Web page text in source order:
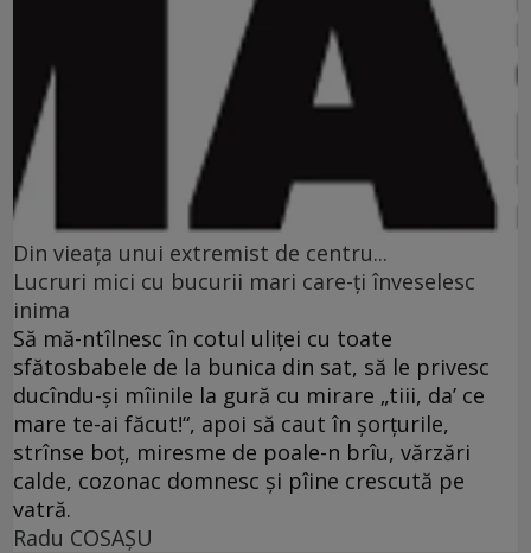
Din vieaţa unui extremist de centru...
Lucruri mici cu bucurii mari care-ţi înveselesc
inima
Să mă-ntîlnesc în cotul uliţei cu toate
sfătosbabele de la bunica din sat, să le privesc
ducîndu-şi mîinile la gură cu mirare „tiii, da’ ce
mare te-ai făcut!“, apoi să caut în şorţurile,
strînse boţ, miresme de poale-n brîu, vărzări
calde, cozonac domnesc şi pîine crescută pe
vatră.
Radu COSAŞU